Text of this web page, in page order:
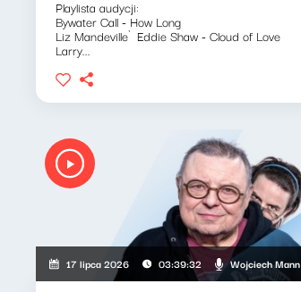
Playlista audycji:
Bywater Call - How Long
Liz Mandeville`Eddie Shaw - Cloud of Love
Larry...
17 lipca 2026 03:39:32 Wojciech Mann